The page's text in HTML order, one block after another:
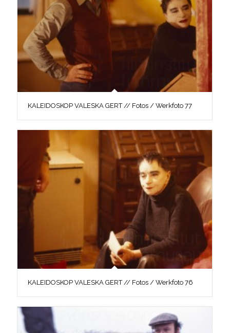
KALEIDOSKOP VALESKA GERT // Fotos / Werkfoto 77
KALEIDOSKOP VALESKA GERT // Fotos / Werkfoto 76